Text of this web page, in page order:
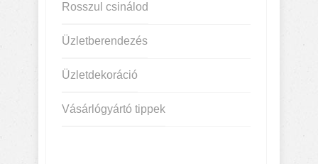
Rosszul csinálod
Üzletberendezés
Üzletdekoráció
Vásárlógyártó tippek